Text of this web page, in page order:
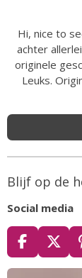
Hi, nice to
achter
originele
Leuks.
Blijf op de
Social media
F
a
X